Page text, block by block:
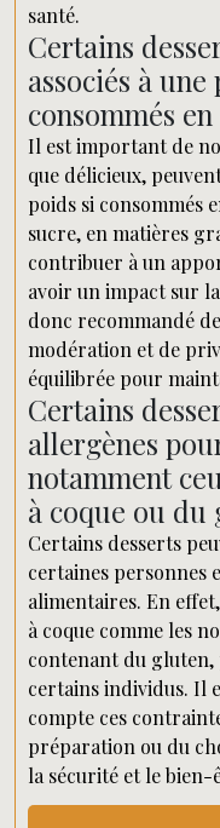
santé.
Certains
associés à
consommés en
Il est important de
que délicieux,
poids si consommés
sucre, en matières
contribuer à un
avoir un impact sur
donc recommandé
modération et de
équilibrée pour
Certains
allergènes
notamment
à coque ou du
Certains desserts
certaines personnes
alimentaires. En
à coque comme les
contenant du gluten,
certains individus. Il
compte ces
préparation ou du
la sécurité et le bien-